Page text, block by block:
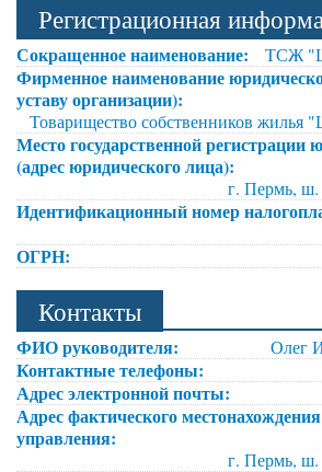
Регистрационная
Сокращенное наименование: ТСЖ
Фирменное наименование
уставу организации):
Товарищество собственников жилья
Место государственной регистрации
(адрес юридического лица):
г. Пермь, ш.
Идентификационный номер
ОГРН:
Контакты
ФИО руководителя: Олег
Контактные телефоны:
Адрес электронной почты:
Адрес фактического
управления:
г. Пермь, ш.